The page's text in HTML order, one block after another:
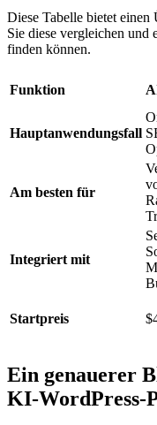
Diese Tabelle bietet
Sie diese vergleichen und
finden können.
Funktion
Hauptanwendungsfall
Am besten für
Integriert mit
Startpreis
Ein genauerer
KI-WordPress-